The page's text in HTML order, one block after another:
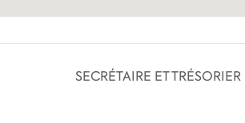
SECRÉTAIRE ET